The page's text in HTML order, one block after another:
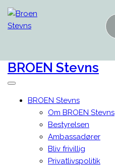
BROEN Stevns
BROEN Stevns
Om BROEN Stevns
Bestyrelsen
Ambassadører
Bliv frivillig
Privatlivspolitik